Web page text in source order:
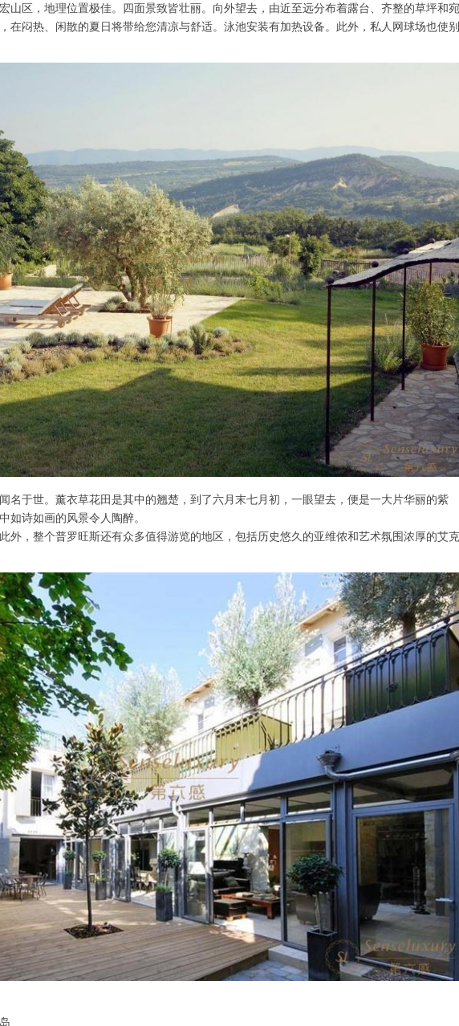
山区，地理位置极佳。四面景致皆壮丽。向外望去，由近至远分布着露台、齐整的草坪和宛
在闷热、闲散的夏日将带给您清凉与舒适。泳池安装有加热设备。此外，私人网球场也使别
名于世。薰衣草花田是其中的翘楚，到了六月末七月初，一眼望去，便是一大片华丽的紫
如诗如画的风景令人陶醉。
外，整个普罗旺斯还有众多值得游览的地区，包括历史悠久的亚维侬和艺术氛围浓厚的艾克